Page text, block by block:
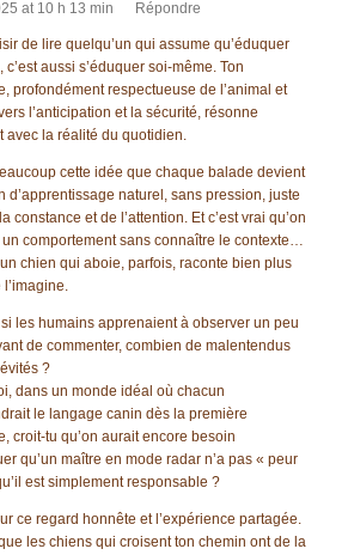
at 10 h 13 min Répondre
de lire quelqu’un qui assume qu’éduquer
c’est aussi s’éduquer soi-même. Ton
profondément respectueuse de l’animal et
l’anticipation et la sécurité, résonne
avec la réalité du quotidien.
cette idée que chaque balade devient
d’apprentissage naturel, sans pression, juste
constance et de l’attention. Et c’est vrai qu’on
comportement sans connaître le contexte…
chien qui aboie, parfois, raconte bien plus
l’imagine.
les humains apprenaient à observer un peu
de commenter, combien de malentendus
?
dans un monde idéal où chacun
le langage canin dès la première
croit-tu qu’on aurait encore besoin
qu’un maître en mode radar n’a pas « peur
est simplement responsable ?
ce regard honnête et l’expérience partagée.
les chiens qui croisent ton chemin ont de la